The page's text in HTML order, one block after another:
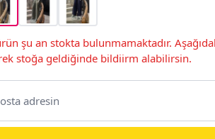
şu an stokta bulunmamaktadır.
stoğa geldiğinde bildiirm alabilirsin.